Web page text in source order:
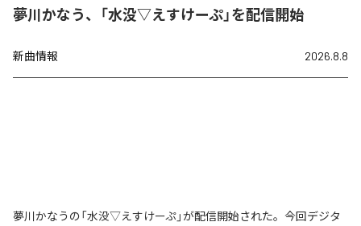
夢川かなう、「水没▽えすけーぷ」を配信開始
新曲情報 2026.8.8
夢川かなうの「水没▽えすけーぷ」が配信開始された。今回デジタ